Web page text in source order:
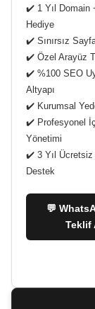
✔️ 1 Yıl Domain
Hediye
✔️ Sınırsız
✔️ Özel Arayüz
✔️ %100 SEO
Altyapı
✔️ Kurumsal
✔️ Profesyonel
Yönetimi
✔️ 3 Yıl Ücretsiz
Destek
💬
Teklif